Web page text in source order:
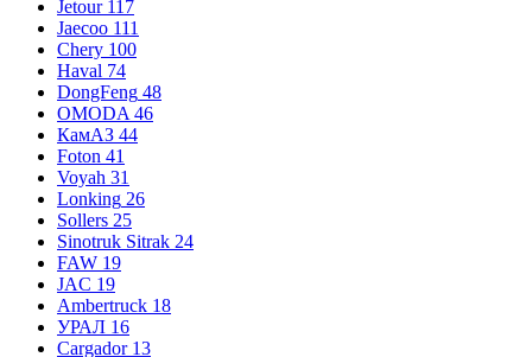
Jetour 117
Jaecoo 111
Chery 100
Haval 74
DongFeng 48
OMODA 46
КамАЗ 44
Foton 41
Voyah 31
Lonking 26
Sollers 25
Sinotruk Sitrak 24
FAW 19
JAC 19
Ambertruck 18
УРАЛ 16
Cargador 13